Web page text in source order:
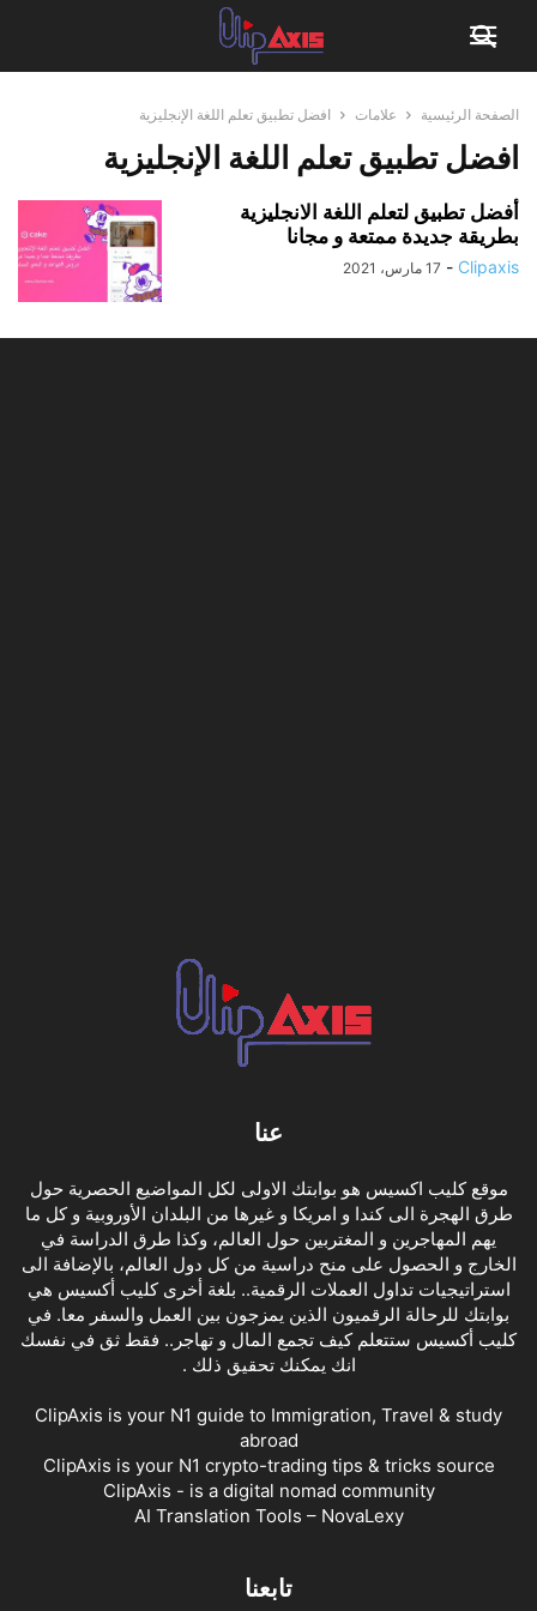
الصفحة الرئيسية علامات افضل تطبيق تعلم اللغة الإنجليزية
افضل تطبيق تعلم اللغة الإنجليزية
أفضل تطبيق لتعلم اللغة الانجليزية
بطريقة جديدة ممتعة و مجانا
Clipaxis
- 17 مارس، 2021
عنا
موقع كليب اكسيس هو بوابتك الاولى لكل المواضيع الحصرية حول
طرق الهجرة الى كندا و امريكا و غيرها من البلدان الأوروبية و كل ما
يهم المهاجرين و المغتربين حول العالم، وكذا طرق الدراسة في
الخارج و الحصول على منح دراسية من كل دول العالم، بالإضافة الى
استراتيجيات تداول العملات الرقمية.. بلغة أخرى كليب أكسيس هي
بوابتك للرحالة الرقميون الذين يمزجون بين العمل والسفر معا. في
كليب أكسيس ستتعلم كيف تجمع المال و تهاجر.. فقط ثق في نفسك
انك يمكنك تحقيق ذلك .
ClipAxis is your N1 guide to Immigration, Travel & study
abroad
ClipAxis is your N1 crypto-trading tips & tricks source
ClipAxis - is a digital nomad community
AI Translation Tools – NovaLexy
تابعنا